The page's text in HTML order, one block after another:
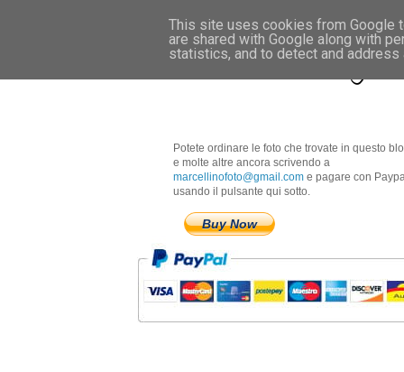
Marcellino
Potete ordinare le foto che trovate in questo
e molte altre ancora scrivendo a
marcellinofoto@gmail.com e pagare con
usando il pulsante qui sotto.
Buy Now
This site uses cookies from Google
are shared with Google along with
statistics, and to detect and address